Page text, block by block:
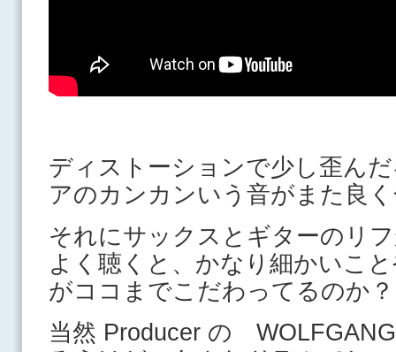
ディストーションで少し歪ん
アのカンカンいう音がまた良
それにサックスとギターのリ
よく聴くと、かなり細かいこ
がココまでこだわってるのか？
当然 Producer の